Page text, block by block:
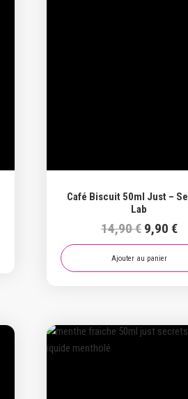
Café Biscuit 50ml Just –
Lab
14,90€ Le
prix
initial
était :
9,90 €Le
Ajouter au panier